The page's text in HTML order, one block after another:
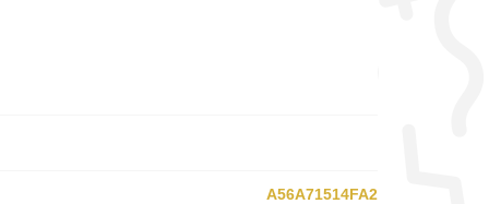
A56A71514FA2